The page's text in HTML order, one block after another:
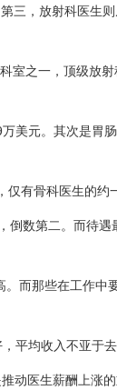
，放射科医生
之一，顶级放射
美元。其次是胃
有骨科医生的约
数第二。而待遇
那些在工作中要
均收入不亚于去
医生薪酬上涨的